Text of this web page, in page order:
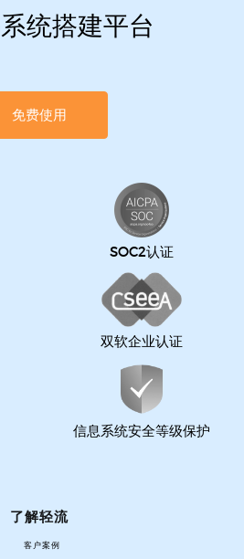
统搭建平台
免费使用
SOC2认证
双软企业认证
信息系统安全等级保护
了解轻流
客户案例